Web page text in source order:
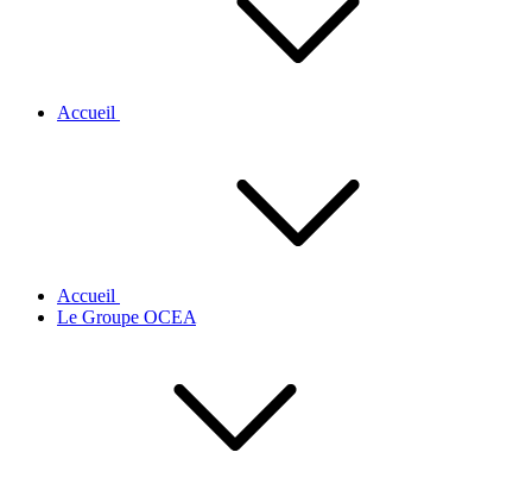
Accueil
Accueil
Le Groupe OCEA